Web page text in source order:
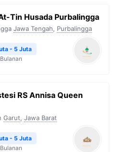
Tin Husada Purbalingga
Jawa Tengah, Purbalingga
- 5 Juta
Bulanan
RS Annisa Queen
Garut, Jawa Barat
- 5 Juta
Bulanan